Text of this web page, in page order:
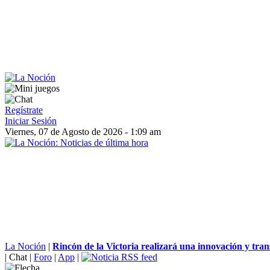
Regístrate
Iniciar Sesión
Viernes, 07 de Agosto de 2026 - 1:09 am
La Noción | Rincón de la Victoria realizará una innovación y
| Chat | Foro | App |